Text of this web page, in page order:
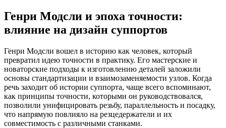
Генри Модсли и эпоха точности:
влияние на дизайн суппортов
Генри Модсли вошел в историю как человек, который
превратил идею точности в практику. Его мастерские и
новаторские подходы к изготовлению деталей заложили
основы стандартизации и взаимозаменяемости узлов. Когда
речь заходит об истории суппорта, чаще всего вспоминают,
как принципы точности, которыми он руководствовался,
позволили унифицировать резьбу, параллельность и посадку,
что напрямую повлияло на резцедержатели и их
совместимость с различными станками.